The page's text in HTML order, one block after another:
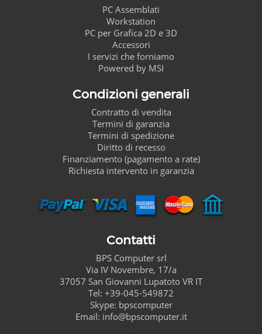
PC Assemblati
Workstation
PC per Grafica 2D e 3D
Accessori
I servizi che forniamo
Powered by MSI
Condizioni generali
Contratto di vendita
Termini di garanzia
Termini di spedizione
Diritto di recesso
Finanziamento (pagamento a rate)
Richiesta intervento in garanzia
Contatti
BPS Computersrl
Via IV Novembre, 17/a
37057 San Giovanni Lupatoto VR IT
Tel: +39-045-549872
Skype: bpscomputer
Email: info@bpscomputer.it